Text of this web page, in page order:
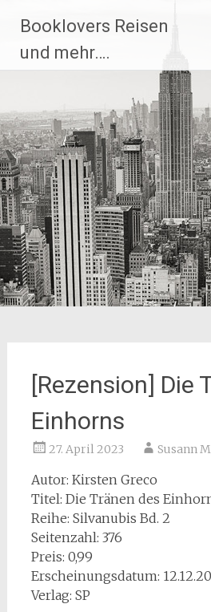
Inhalt
springen
Booklovers Reisen
und mehr….
[Rezension] Die
Einhorns
27. April 2023 Susann
Autor: Kirsten Greco
Titel: Die Tränen des
Reihe: Silvanubis Bd. 2
Seitenzahl: 376
Preis: 0,99
Erscheinungsdatum:
Verlag: SP